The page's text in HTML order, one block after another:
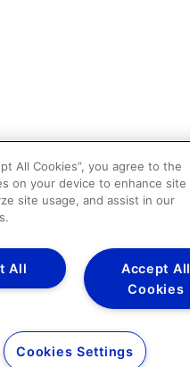
All Cookies”, you agree to the
on your device to enhance site
site usage, and assist in our
Accept All
Cookies
All
Cookies Settings